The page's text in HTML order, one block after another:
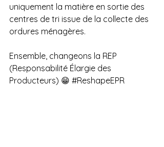
uniquement la matière en sortie des
centres de tri issue de la collecte des
ordures ménagères.
Ensemble, changeons la REP
(Responsabilité Élargie des
Producteurs) 😁 #ReshapeEPR